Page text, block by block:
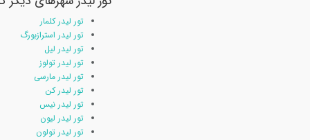
تور لیدر کلمار
تور لیدر استرازبورگ
تور لیدر لیل
تور لیدر تولوز
تور لیدر مارسی
تور لیدر کن
تور لیدر نیس
تور لیدر لیون
تور لیدر تولون